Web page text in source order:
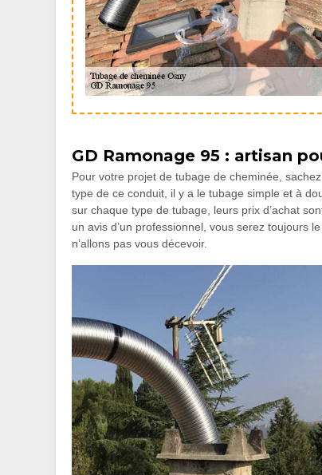
GD Ramonage 95 : artisan
Pour votre projet de tubage de cheminée,
type de ce conduit, il y a le tubage simple et à
sur chaque type de tubage, leurs prix d’achat
un avis d’un professionnel, vous serez toujours
n’allons pas vous décevoir.